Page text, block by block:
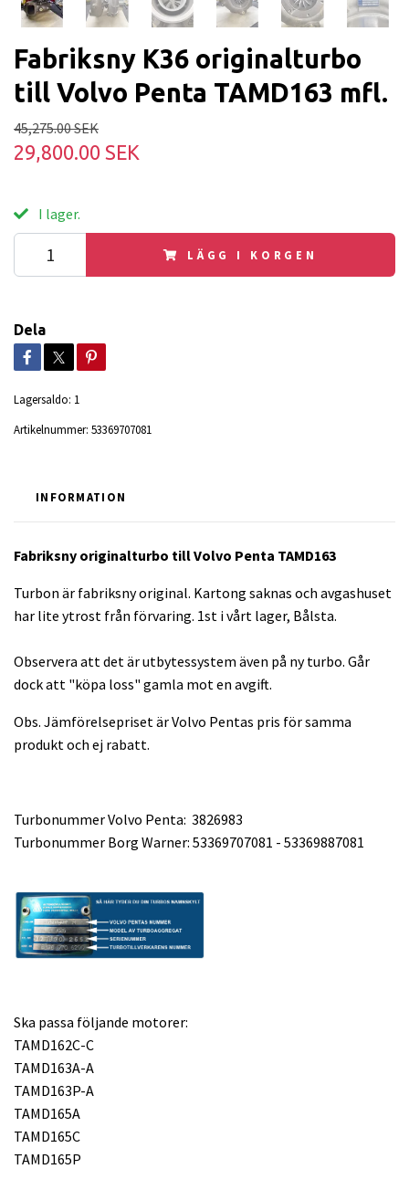
Fabriksny K36 originalturbo
till Volvo Penta TAMD163 mfl.
45,275.00 SEK
29,800.00 SEK
I lager.
LÄGG I KORGEN
Dela
Lagersaldo: 1
Artikelnummer: 53369707081
INFORMATION
Fabriksny originalturbo till Volvo Penta TAMD163
Turbon är fabriksny original. Kartong saknas och avgashuset
har lite ytrost från förvaring. 1st i vårt lager, Bålsta.
Observera att det är utbytessystem även på ny turbo. Går
dock att "köpa loss" gamla mot en avgift.
Obs. Jämförelsepriset är Volvo Pentas pris för samma
produkt och ej rabatt.
Turbonummer Volvo Penta: 3826983
Turbonummer Borg Warner: 53369707081 - 53369887081
Ska passa följande motorer:
TAMD162C-C
TAMD163A-A
TAMD163P-A
TAMD165A
TAMD165C
TAMD165P